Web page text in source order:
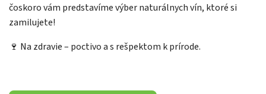
čoskoro vám predstavíme výber naturálnych vín, ktoré si
zamilujete!
🍷 Na zdravie – poctivo a s rešpektom k prírode.